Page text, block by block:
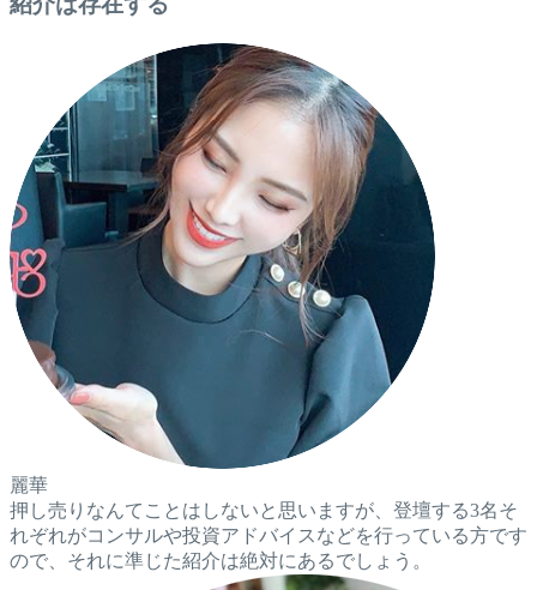
麗華
押し売りなんてことはしないと思いますが、登壇する3名そ
れぞれがコンサルや投資アドバイスなどを行っている方です
ので、それに準じた紹介は絶対にあるでしょう。